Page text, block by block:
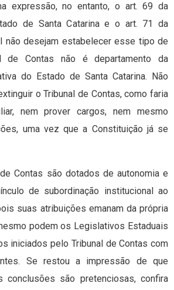
expressão, no entanto, o art. 69 da
de Santa Catarina e o art. 71 da
não desejam estabelecer esse tipo de
de Contas não é departamento da
do Estado de Santa Catarina. Não
o Tribunal de Contas, como faria
nem prover cargos, nem mesmo
uma vez que a Constituição já se
Contas são dotados de autonomia e
de subordinação institucional ao
suas atribuições emanam da própria
podem os Legislativos Estaduais
iniciados pelo Tribunal de Contas com
Se restou a impressão de que
conclusões são pretenciosas, confira